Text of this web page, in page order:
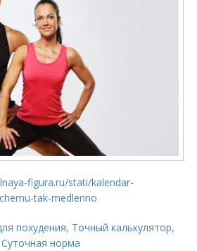
figura.ru/stati/kalendar-
tak-medlenno
похудения, Точный калькулятор,
Суточная норма